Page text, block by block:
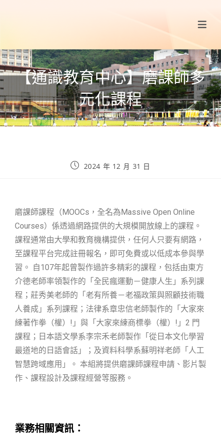
【通識教育中心】磨課師多
元化課程
2024 年 12 月 31 日
磨課師課程（MOOCs，全名為Massive Open Online
Courses）係透過網路提供的大規模開放線上的課程。
課程通常由大學和教育機構提供，任何人只要有網路，
至課程平台完成註冊報名，即可免費或以低成本參與學
習。 自107年起曾製作過許多精彩的課程，包括由東方
介德老師率領製作的「全民瘋運動－健康人生」系列課
程；莊秀美老師的「老有所養－老福政策與照顧技術職
人養成」系列課程；法律系章忠信老師製作的「大家來
練著作拳（權）!」與「大家來練商標拳（權）!」2 門
課程；日本語文學系李宗禾老師製作「從日本文化學習
最道地的日語會話」；及資料科學系蘇明祥老師「人工
智慧跨域應用」。 本組將提供磨課師課程申請、影片製
作、課程設計及課程經營等服務。
業務相關資訊：